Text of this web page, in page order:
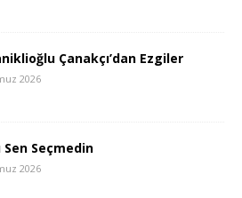
Çanakçı’dan Ezgiler
2026
Sen Seçmedin
2026